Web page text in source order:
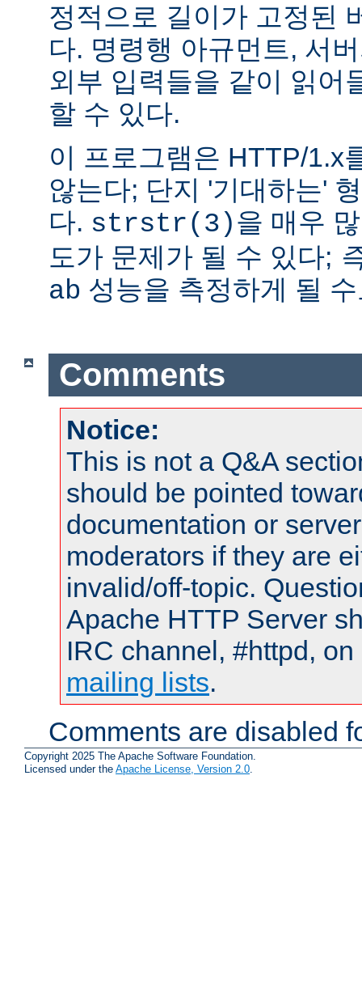
정적으로 길이가 고정된
다. 명령행 아규먼트, 서
외부 입력들을 같이 읽어
할 수 있다.
이 프로그램은 HTTP/1.x
않는다; 단지 '기대하는'
다. strstr(3)을 매우
도가 문제가 될 수 있다;
ab 성능을 측정하게 될
Comments
Notice:
This is not a Q&A
should be pointed
documentation or
moderators if they are
invalid/off-topic.
Apache HTTP Server
IRC channel, #httpd,
mailing lists.
Comments are disabled
Copyright 2025 The Apache Software Foundation.
Licensed under the Apache License, Version 2.0.